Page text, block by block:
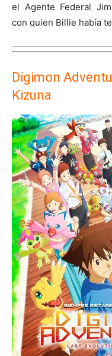
el Agente Federal
con quien Billie había
Digimon
Kizuna